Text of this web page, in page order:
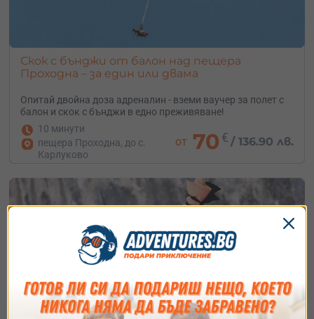
Скок с бънджи от балон над пещера
Проходна – за един или двама
Опитай двойна доза адреналин - вземи ваучер за полет с
балон и скок с бънджи в едно преживяване!
10 минути
пещера Проходна, до с.
Карлуково
от 70 € / 136.90 лв.